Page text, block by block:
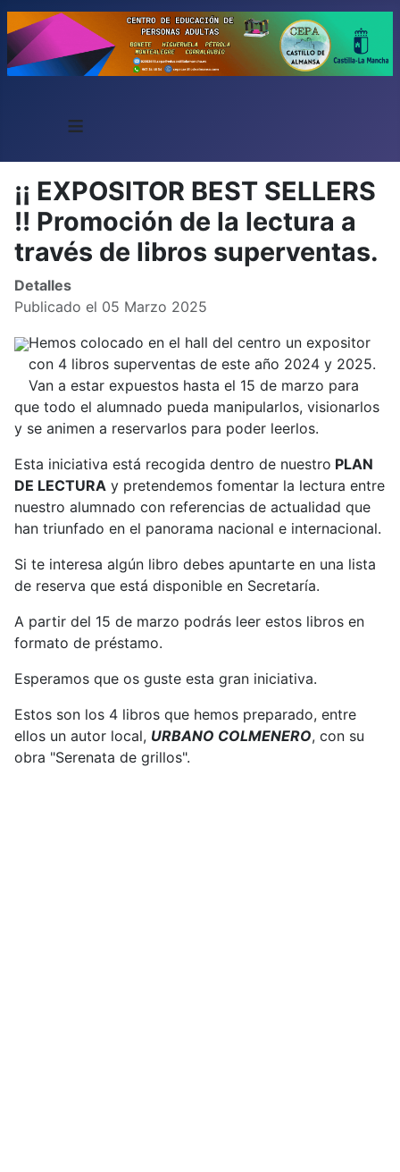
≡
¡¡ EXPOSITOR BEST SELLERS
!! Promoción de la lectura a
través de libros superventas.
Detalles
Publicado el 05 Marzo 2025
Hemos colocado en el hall del centro un expositor
con 4 libros superventas de este año 2024 y 2025.
Van a estar expuestos hasta el 15 de marzo para
que todo el alumnado pueda manipularlos, visionarlos
y se animen a reservarlos para poder leerlos.
Esta iniciativa está recogida dentro de nuestro PLAN
DE LECTURA y pretendemos fomentar la lectura entre
nuestro alumnado con referencias de actualidad que
han triunfado en el panorama nacional e internacional.
Si te interesa algún libro debes apuntarte en una lista
de reserva que está disponible en Secretaría.
A partir del 15 de marzo podrás leer estos libros en
formato de préstamo.
Esperamos que os guste esta gran iniciativa.
Estos son los 4 libros que hemos preparado, entre
ellos un autor local, URBANO COLMENERO, con su
obra "Serenata de grillos".